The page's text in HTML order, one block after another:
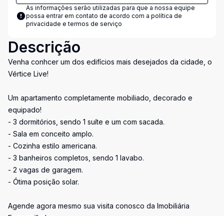
As informações serão utilizadas para que a nossa equipe
possa entrar em contato de acordo com a política de
privacidade e termos de serviço
Descrição
Venha conhcer um dos edifícios mais desejados da cidade, o
Vértice Live!
Um apartamento completamente mobiliado, decorado e
equipado!
- 3 dormitórios, sendo 1 suíte e um com sacada.
- Sala em conceito amplo.
- Cozinha estilo americana.
- 3 banheiros completos, sendo 1 lavabo.
- 2 vagas de garagem.
- Ótima posição solar.
Agende agora mesmo sua visita conosco da Imobiliária